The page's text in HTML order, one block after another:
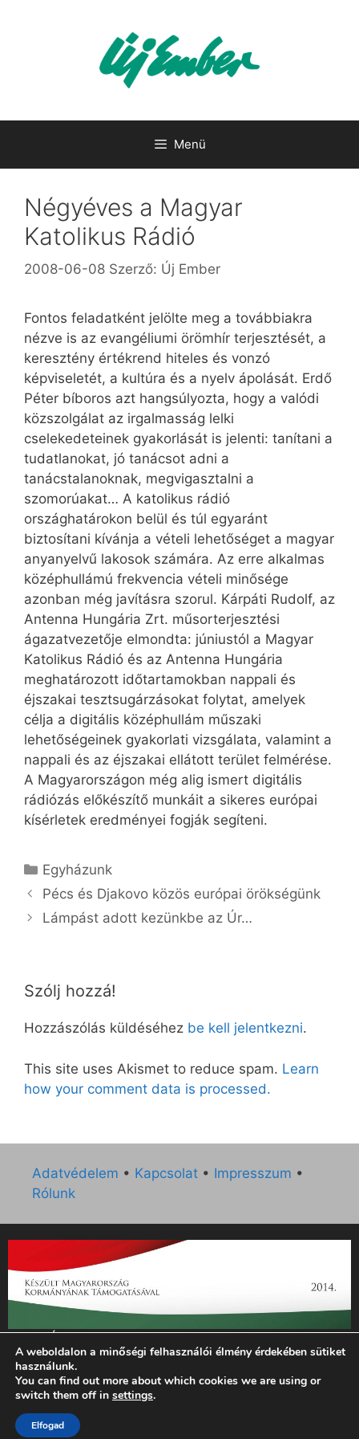
Menü
Négyéves a Magyar
Katolikus Rádió
2008-06-08 Szerző: Új Ember
Fontos feladatként jelölte meg a továbbiakra
nézve is az evangéliumi örömhír terjesztését, a
keresztény értékrend hiteles és vonzó
képviseletét, a kultúra és a nyelv ápolását. Erdő
Péter bíboros azt hangsúlyozta, hogy a valódi
közszolgálat az irgalmasság lelki
cselekedeteinek gyakorlását is jelenti: tanítani a
tudatlanokat, jó tanácsot adni a
tanácstalanoknak, megvigasztalni a
szomorúakat… A katolikus rádió
országhatárokon belül és túl egyaránt
biztosítani kívánja a vételi lehetőséget a magyar
anyanyelvű lakosok számára. Az erre alkalmas
középhullámú frekvencia vételi minősége
azonban még javításra szorul. Kárpáti Rudolf, az
Antenna Hungária Zrt. műsorterjesztési
ágazatvezetője elmondta: júniustól a Magyar
Katolikus Rádió és az Antenna Hungária
meghatározott időtartamokban nappali és
éjszakai tesztsugárzásokat folytat, amelyek
célja a digitális középhullám műszaki
lehetőségeinek gyakorlati vizsgálata, valamint a
nappali és az éjszakai ellátott terület felmérése.
A Magyarországon még alig ismert digitális
rádiózás előkészítő munkáit a sikeres európai
kísérletek eredményei fogják segíteni.
Kategória
Egyházunk
Pécs és Djakovo közös európai örökségünk
Lámpást adott kezünkbe az Úr…
Szólj hozzá!
Hozzászólás küldéséhez be kell jelentkezni.
This site uses Akismet to reduce spam. Learn
how your comment data is processed.
Adatvédelem • Kapcsolat • Impresszum •
Rólunk
„Az Új Ember katolikus hetilap 2014. évi működésének
támogatását az EGYH-KCP-14-P-0121 sz. támogatási
szerződés keretében 3 000 000 Ft összegben támogatta az
Emberi Erőforrások Minisztériuma.”
© 2026 Magyar Kurír - Új Ember
A weboldalon a minőségi felhasználói élmény érdekében sütiket
használunk.
You can find out more about which cookies we are using or
switch them off in settings.
Elfogad